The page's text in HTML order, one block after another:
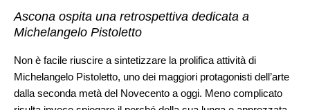
Ascona ospita una retrospettiva dedicata a
Michelangelo Pistoletto
Non è facile riuscire a sintetizzare la prolifica attività di
Michelangelo Pistoletto, uno dei maggiori protagonisti dell’arte
dalla seconda metà del Novecento a oggi. Meno complicato